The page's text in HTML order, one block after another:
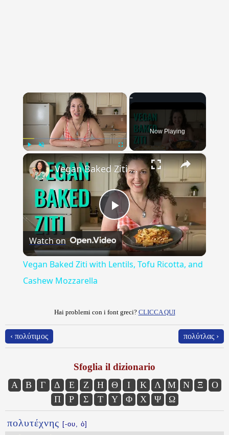
×
Fullscreen
Now Playing
×
Play
Video
Vegan Baked Ziti with Lentils, Tofu Ricotta, and Cashew Mozzarella
Watch on
Vegan Baked Ziti with Lentils, Tofu Ricotta, and
Cashew Mozzarella
Hai problemi con i font greci? CLICCA QUI
‹ πολύτιμος πολύτλας ›
Sfoglia il dizionario
Α Β Γ Δ Ε Ζ Η Θ Ι Κ Λ Μ Ν Ξ
Ο
Π
Ρ Σ Τ Υ Φ Χ Ψ Ω
πολυτέχνης [-ου, ὁ]